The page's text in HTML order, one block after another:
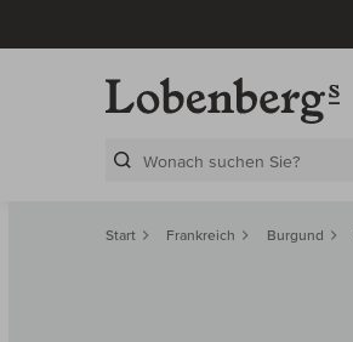
Start Frankreich Burgund